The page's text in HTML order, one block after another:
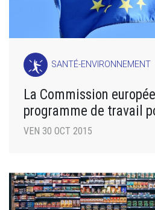
SANTÉ-ENVIRONNEMENT
La Commission
programme de travail
VEN 30 OCT 2015